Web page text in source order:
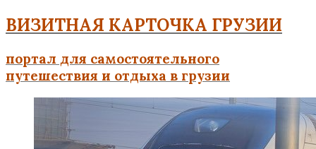
ВИЗИТНАЯ КАРТОЧКА ГРУЗИИ
портал для самостоятельного
путешествия и отдыха в грузии